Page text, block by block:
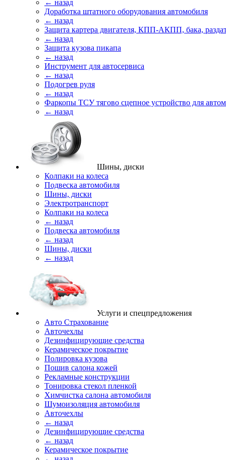
← назад
Доработка штатного оборудования автомобиля
← назад
Защита картера двигателя, КПП-АКПП, бака,
← назад
Защита кузова пикапа
← назад
Инструмент для автосервиса
← назад
Подогрев руля
← назад
Фаркопы ТСУ тягово сцепное устройство для
← назад
Шины, диски
Колпаки на колеса
Подвеска автомобиля
Шины, диски
Электротранспорт
Колпаки на колеса
← назад
Подвеска автомобиля
← назад
Шины, диски
← назад
Услуги и спецпредложения
Авто Страхование
Авточехлы
Дезинфицирующие средства
Керамическое покрытие
Полировка кузова
Пошив салона кожей
Рекламные конструкции
Тонировка стекол пленкой
Химчистка салона автомобиля
Шумоизоляция автомобиля
Авточехлы
← назад
Дезинфицирующие средства
← назад
Керамическое покрытие